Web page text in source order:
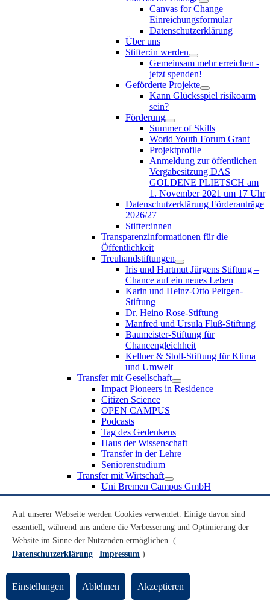
Canvas for Change
Einreichungsformular
Datenschutzerklärung
Über uns
Stifter:in werden
Gemeinsam mehr erreichen -
jetzt spenden!
Geförderte Projekte
Kann Glücksspiel risikoarm
sein?
Förderung
Summer of Skills
World Youth Forum Grant
Projektprofile
Anmeldung zur öffentlichen
Vergabesitzung DAS
GOLDENE PLIETSCH am
1. November 2021 um 17 Uhr
Datenschutzerklärung Förderanträge
2026/27
Stifter:innen
Transparenzinformationen für die
Öffentlichkeit
Treuhandstiftungen
Iris und Hartmut Jürgens Stiftung –
Chance auf ein neues Leben
Karin und Heinz-Otto Peitgen-
Stiftung
Dr. Heino Rose-Stiftung
Manfred und Ursula Fluß-Stiftung
Baumeister-Stiftung für
Chancengleichheit
Kellner & Stoll-Stiftung für Klima
und Umwelt
Transfer mit Gesellschaft
Impact Pioneers in Residence
Citizen Science
OPEN CAMPUS
Podcasts
Tag des Gedenkens
Haus der Wissenschaft
Transfer in der Lehre
Seniorenstudium
Transfer mit Wirtschaft
Uni Bremen Campus GmbH
Erfindungen und Schutzrechte
Recruiting an der Universität Bremen
Weiterbildung an der Universität Bremen
Transfer mit Schule
Schülerinnen und Schüler
Schulklassen
Lehrkräfte
Gründungsunterstützung
Auf unserer Webseite werden Cookies verwendet. Einige davon sind
essentiell, während uns andere die Verbesserung und Optimierung der
Website im Sinne der Nutzenden ermöglichen. (
Datenschutzerklärung
Impressum )
Einstellungen Ablehnen Akzeptieren